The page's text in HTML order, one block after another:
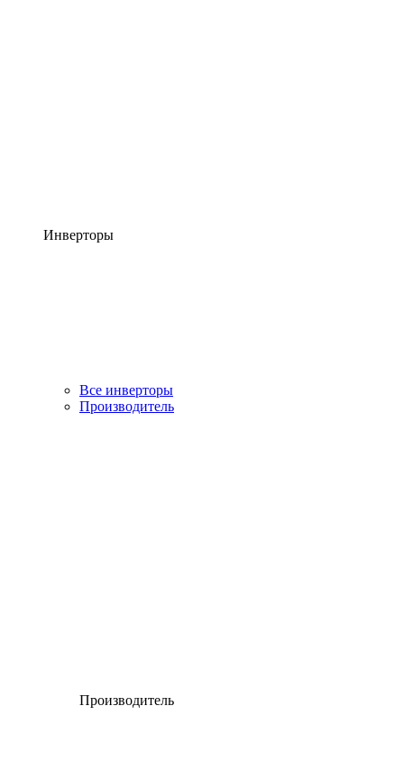
Инверторы
Все инверторы
Производитель
Производитель